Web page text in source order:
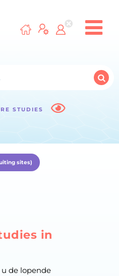
STUDIES
sites)
in
de lopende